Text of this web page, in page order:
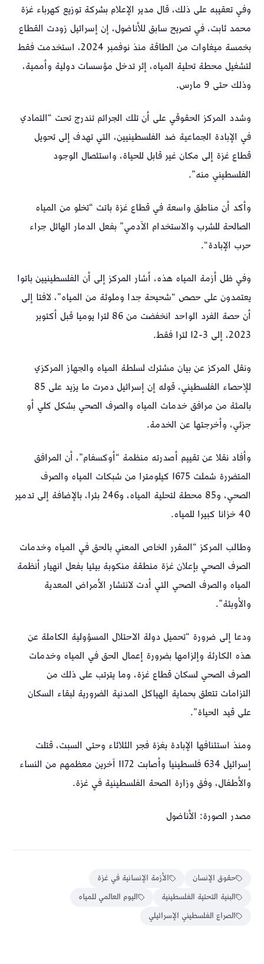
وفي تعقيبه على ذلك، قال مدير الإعلام بشركة توزيع كهرباء غزة
محمد ثابت، في تصريح سابق للأناضول، إن إسرائيل زودت القطاع
بخمسة ميغاوات من الطاقة منذ نوفمبر 2024، استخدمت فقط
لتشغيل محطة تحلية المياه، إثر تدخل مؤسسات دولية وأممية،
وذلك حتى 9 مارس.
وشدد المركز الحقوقي على أن تلك الجرائم تندرج تحت “التمادي
في الإبادة الجماعية ضد الفلسطينيين، التي تهدف إلى تحويل
قطاع غزة إلى مكان غير قابل للحياة، واستئصال الوجود
الفلسطيني منه”.
وأكد أن مناطق واسعة في قطاع غزة باتت “تخلو من المياه
الصالحة للشرب والاستخدام الآدمي” بفعل الدمار الهائل جراء
حرب الإبادة“.
وفي ظل أزمة المياه هذه، أشار المركز إلى أن الفلسطينيين باتوا
يعتمدون على حصص “شحيحة جدا وملوثة من المياه”، لافتا إلى
أن حصة الفرد الواحد انخفضت من 86 لترا يوميا قبل أكتوبر
2023، إلى 3-12 لترا فقط.
ونقل المركز عن بيان مشترك لسلطة المياه والجهاز المركزي
للإحصاء الفلسطيني، قوله إن إسرائيل دمرت ما يزيد على 85
بالمئة من مرافق خدمات المياه والصرف الصحي بشكل كلي أو
جزئي، وأخرجتها عن الخدمة.
وأفاد نقلا عن تقييم أصدرته منظمة “أوكسفام”، أن المرافق
المتضررة شملت 1675 كيلومترا من شبكات المياه والصرف
الصحي، و85 محطة لتحلية المياه، و246 بئرا، بالإضافة إلى تدمير
40 خزانا كبيرا للمياه.
وطالب المركز “المقرر الخاص المعني بالحق في المياه وخدمات
الصرف الصحي بإعلان غزة منطقة منكوبة بيئيا بفعل انهيار أنظمة
المياه والصرف الصحي التي أدت لانتشار الأمراض المعدية
والأوبئة”.
ودعا إلى ضرورة “تحميل دولة الاحتلال المسؤولية الكاملة عن
هذه الكارثة وإلزامها بضرورة إعمال الحق في المياه وخدمات
الصرف الصحي لسكان قطاع غزة، وما يترتب على ذلك من
التزامات تتعلق بحماية الهياكل المدنية الضرورية لبقاء السكان
على قيد الحياة”.
ومنذ استئنافها الإبادة بغزة فجر الثلاثاء وحتى السبت، قتلت
إسرائيل 634 فلسطينيا وأصابت 1172 آخرين معظمهم من النساء
والأطفال، وفق وزارة الصحة الفلسطينية في غزة.
مصدر الصورة: الأناضول
حقوق الإنسان
الأزمة الإنسانية في غزة
البنية التحتية الفلسطينية
اليوم العالمي للمياه
الصراع الفلسطيني الإسرائيلي